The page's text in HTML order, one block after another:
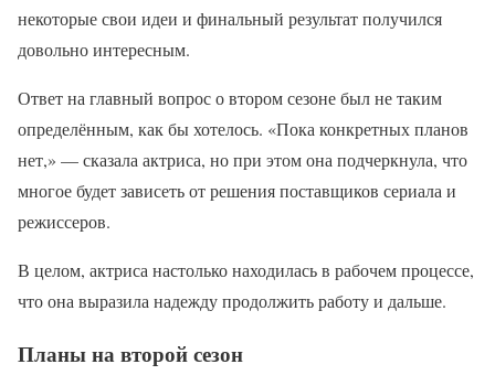
некоторые свои идеи и финальный результат получился
довольно интересным.
Ответ на главный вопрос о втором сезоне был не таким
определённым, как бы хотелось. «Пока конкретных планов
нет,» — сказала актриса, но при этом она подчеркнула, что
многое будет зависеть от решения поставщиков сериала и
режиссеров.
В целом, актриса настолько находилась в рабочем процессе,
что она выразила надежду продолжить работу и дальше.
Планы на второй сезон